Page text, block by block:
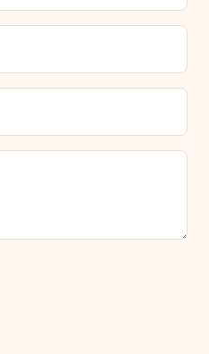
modtager jeg min
produktside. Du kan stole på,
på denne dag.
jeg vælge?
muligt at vælge en
vil bestille, sendes enten som
Vil du gerne vide
på? Kontakt venligst vores
Dankort, Paypal,
bankoverførsel. I tilfælde af
du tage højde for en ekstra 3